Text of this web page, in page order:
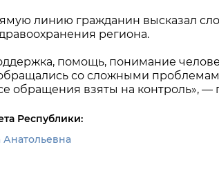
линию гражданин высказал
региона.
помощь, понимание
со сложными
обращения взяты на контроль», —
Республики: